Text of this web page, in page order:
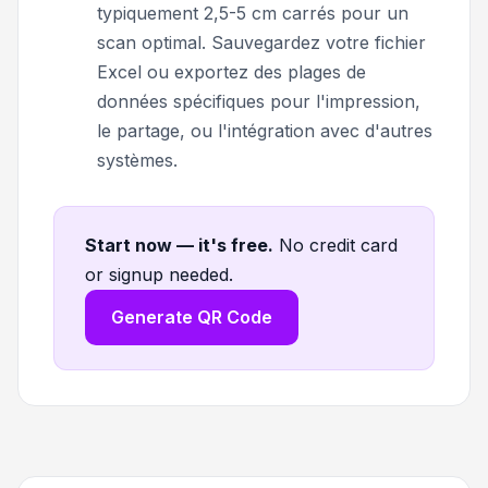
typiquement 2,5-5 cm carrés pour un
scan optimal. Sauvegardez votre fichier
Excel ou exportez des plages de
données spécifiques pour l'impression,
le partage, ou l'intégration avec d'autres
systèmes.
Start now — it's free. No credit card
or signup needed.
Generate QR Code